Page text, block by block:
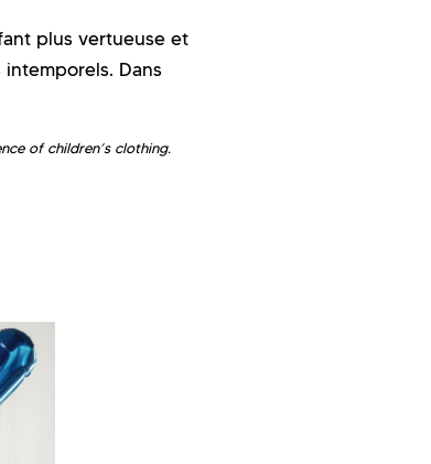
plus vertueuse et
Dans
of children’s clothing.